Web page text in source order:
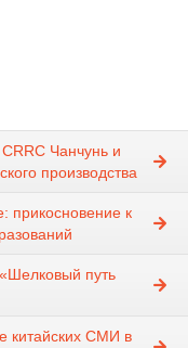
Чанчунь и
производства
прикосновение к
путь
китайских СМИ в